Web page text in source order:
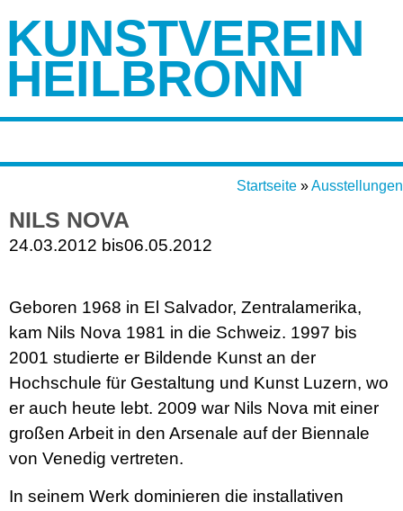
KUNSTVEREIN
HEILBRONN
Startseite »Ausstellungen
NILS NOVA
24.03.2012 bis06.05.2012
Geboren 1968 in El Salvador, Zentralamerika,
kam Nils Nova 1981 in die Schweiz. 1997 bis
2001 studierte er Bildende Kunst an der
Hochschule für Gestaltung und Kunst Luzern, wo
er auch heute lebt. 2009 war Nils Nova mit einer
großen Arbeit in den Arsenale auf der Biennale
von Venedig vertreten.
In seinem Werk dominieren die installativen